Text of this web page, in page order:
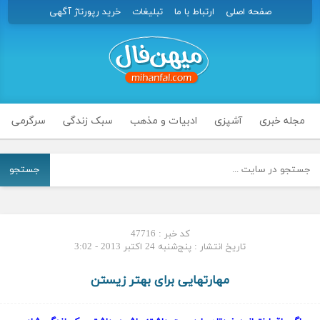
صفحه اصلی ارتباط با ما تبلیغات خرید رپورتاژ آگهی
مجله خبری آشپزی ادبیات و مذهب سبک زندگی سرگرمی
جستجو
کد خبر : 47716
تاریخ انتشار : پنج‌شنبه 24 اکتبر 2013 - 3:02
مهارتهایی برای بهتر زیستن